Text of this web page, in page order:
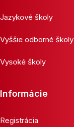
Jazykové školy
Vyššie odborné školy
Vysoké školy
Informácie
Registrácia